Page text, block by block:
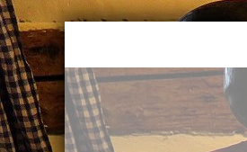
Skip
content